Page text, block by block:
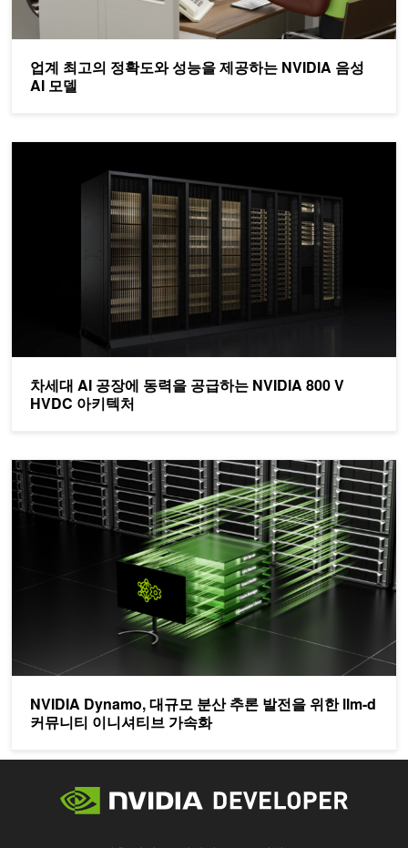
업계 최고의 정확도와 성능을 제공하는 NVIDIA 음성
AI 모델
차세대 AI 공장에 동력을 공급하는 NVIDIA 800 V
HVDC 아키텍처
차세대 AI 공장에 동력을 공급하는 NVIDIA 800 V HVDC 아키텍처
NVIDIA Dynamo, 대규모 분산 추론 발전을 위한 llm-d
커뮤니티 이니셔티브 가속화
NVIDIA Dynamo, 대규모 분산 추론 발전을 위한 llm-d 커뮤니티